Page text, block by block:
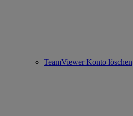
TeamViewer Konto löschen